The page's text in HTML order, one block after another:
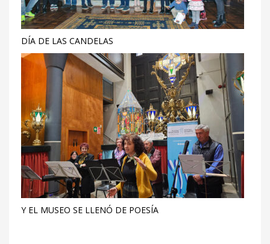
DÍA DE LAS CANDELAS
Y EL MUSEO SE LLENÓ DE POESÍA